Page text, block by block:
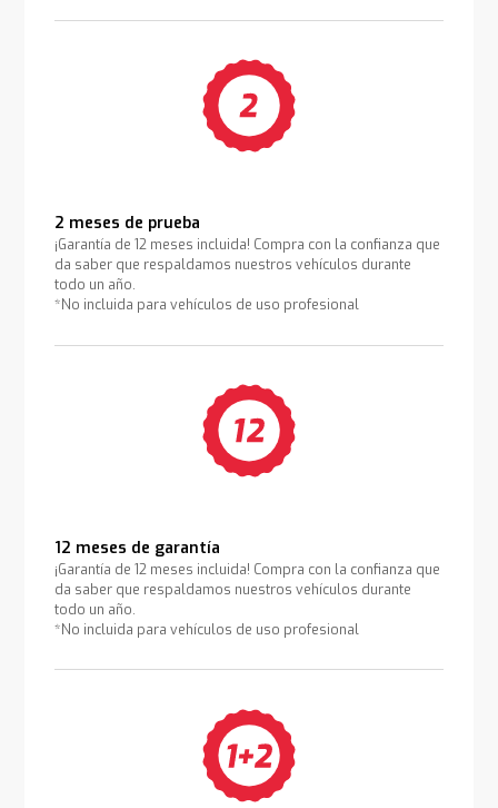
2 meses de prueba
¡Garantía de 12 meses incluida! Compra con la confianza que
da saber que respaldamos nuestros vehículos durante
todo un año.
*No incluida para vehículos de uso profesional
12 meses de garantía
¡Garantía de 12 meses incluida! Compra con la confianza que
da saber que respaldamos nuestros vehículos durante
todo un año.
*No incluida para vehículos de uso profesional